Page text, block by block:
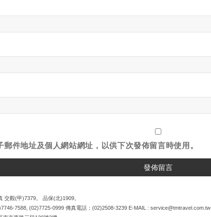
件地址及個人網站網址，以供下次發佈留言時使用。
交觀(甲)7379。 品保(北)1909。
7588 (02)7725-0999 傳真電話： (02)2508-3239 E-MAIL : service@tmtravel.com.tw